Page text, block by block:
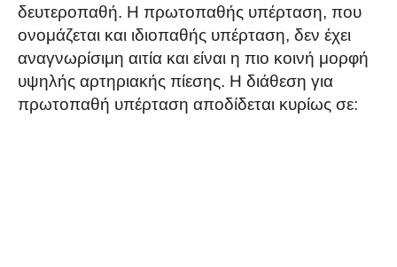
δευτεροπαθή. Η πρωτοπαθής υπέρταση, που
ονομάζεται και ιδιοπαθής υπέρταση, δεν έχει
αναγνωρίσιμη αιτία και είναι η πιο κοινή μορφή
υψηλής αρτηριακής πίεσης. Η διάθεση για
πρωτοπαθή υπέρταση αποδίδεται κυρίως σε: